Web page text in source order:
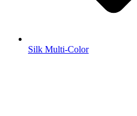
Silk Multi-Color